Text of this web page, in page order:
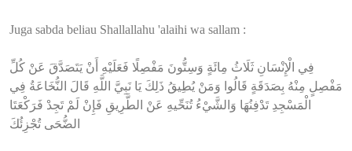
Juga sabda beliau Shallallahu 'alaihi wa sallam :
فِي الْإِنْسَانِ ثَلَاثُ مِائَةٍ وَسِتُّونَ مَفْصِلًا فَعَلَيْهِ أَنْ يَتَصَدَّقَ عَنْ كُلِّ
مَفْصِلٍ مِنْهُ بِصَدَقَةٍ قَالُوا وَمَنْ يُطِيقُ ذَلِكَ يَا نَبِيَّ اللَّهِ قَالَ النُّخَاعَةُ فِي
الْمَسْجِدِ تَدْفِنُهَا وَالشَّيْءُ تُنَحِّيهِ عَنْ الطَّرِيقِ فَإِنْ لَمْ تَجِدْ فَرَكْعَتَا
الضُّحَى تُجْزِئُكَ